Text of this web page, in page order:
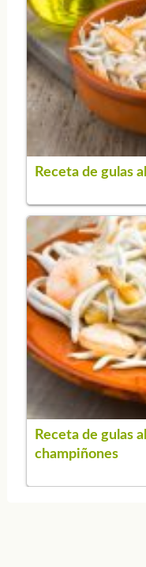
Receta de gulas
Receta de gulas
champiñones